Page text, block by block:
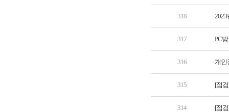
318 2023
317 PC
316 개인
315 [점
314 [점